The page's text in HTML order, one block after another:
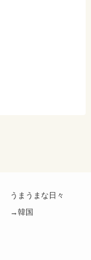
うまうまな日々
→韓国